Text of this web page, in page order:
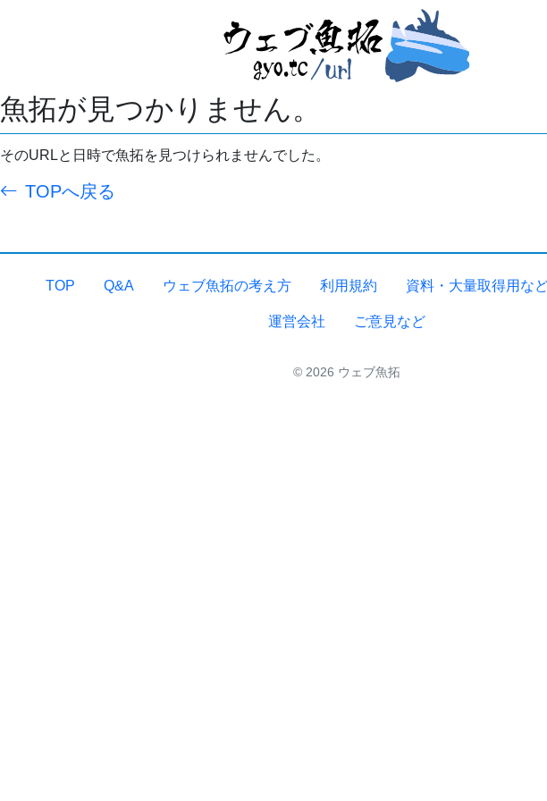
魚拓が見つかりません。
そのURLと日時で魚拓を見つけられませんでした。
TOPへ戻る
TOP Q&A ウェブ魚拓の考え方 利用規約 資料・大量取得用な
運営会社 ご意見など
© 2026 ウェブ魚拓